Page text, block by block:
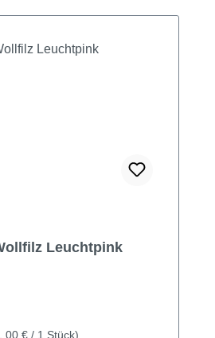
Leuchtpink
€ / 1 Stück)